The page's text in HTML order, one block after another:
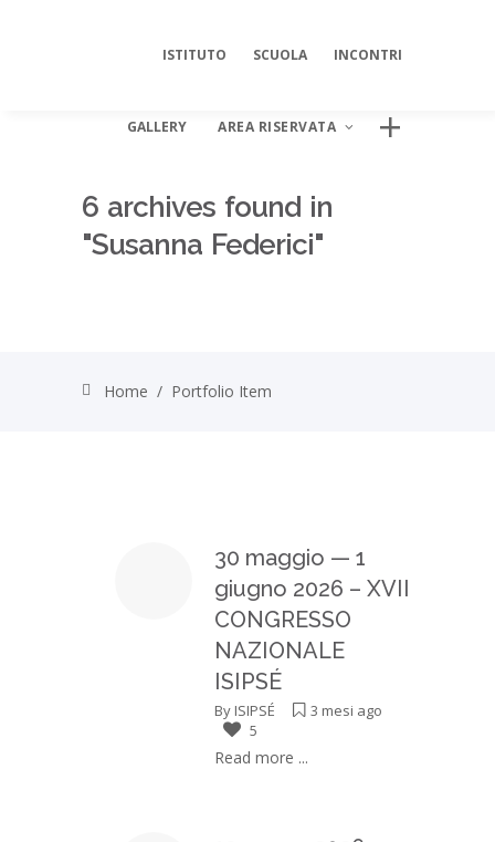
ISTITUTO SCUOLA INCONTRI
GALLERY AREA RISERVATA
AREA DIGITALE ISIPSÉ
6 archives found in
"Susanna Federici"
Home / Portfolio Item
30 maggio — 1
giugno 2026 – XVII
CONGRESSO
NAZIONALE
ISIPSÉ
By ISIPSÉ
3 mesi ago
5
Read more ...